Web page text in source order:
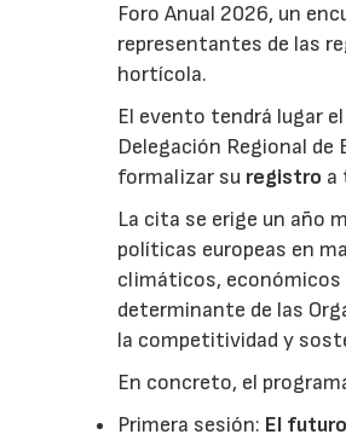
Foro Anual 2026, un
representantes de las
hortícola.
El evento tendrá lugar
Delegación Regional
formalizar su registro a
La cita se erige un año
políticas europeas en
climáticos, económicos
determinante de las
la competitividad y
En concreto, el
Primera sesión: El